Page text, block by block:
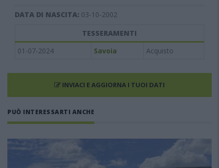
DATA DI NASCITA: 03-10-2002
TESSERAMENTI
01-07-2024
Savoia Acquisto
INVIACI E AGGIORNA I TUOI DATI
PUÒ INTERESSARTI ANCHE